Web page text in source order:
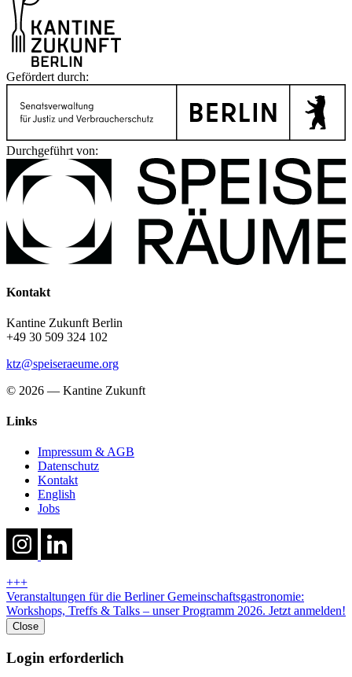
Gefördert durch:
Durchgeführt von:
Kontakt
Kantine Zukunft Berlin
+49 30 509 324 102
ktz@speiseraeume.org
© 2026 — Kantine Zukunft
Links
Impressum & AGB
Datenschutz
Kontakt
English
Jobs
+++
Veranstaltungen für die Berliner Gemeinschaftsgastronomie:
Workshops, Treffs & Talks – unser Programm 2026. Jetzt anmelden!
Close
Login erforderlich